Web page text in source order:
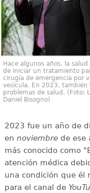
Hace algunos años, la
de iniciar un tratamiento
cirugía de emergencia por
vesícula. En 2023, también
problemas de salud. (Foto:
Daniel Bisogno)
2023 fue un año de
en noviembrede ese
más conocido como
atención médica
una condición que él
para el canal de